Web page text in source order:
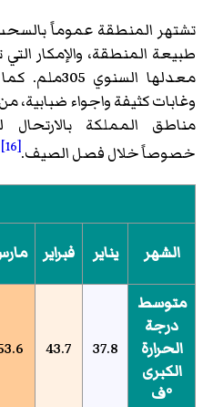
تشتهر المنطقة عموماً
طبيعة المنطقة، والإمكار
معدلها
وغابات كثيفة واجواء
مناطق المملكة بالارتحال
خصوصاً خلال فصل الصيف.[16]
الشهر يناير فبراير
متوسط
درجة
الحرارة
الكبرى
°ف
37.8
43.7